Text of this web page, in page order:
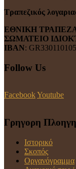
Τραπεζικός
ΕΘΝΙΚΗ
ΣΩΜΑΤΕΙΟ
ΙΒΑΝ:
Follow Us
FacebookYoutube
Γρηγορη
Ιστορικό
Σκοπός
Οργανόγραμμα